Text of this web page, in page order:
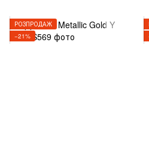
РОЗПРОДАЖ
−21%